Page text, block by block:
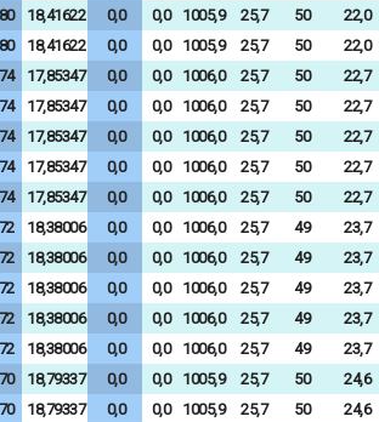
80 18,41622 0,0 0,0 1005,9 25,7 50
22,0
80 18,41622 0,0 0,0 1005,9 25,7 50
22,0
74 17,85347 0,0 0,0 1006,0 25,7 50
22,7
74 17,85347 0,0 0,0 1006,0 25,7 50
22,7
74 17,85347 0,0 0,0 1006,0 25,7 50
22,7
74 17,85347 0,0 0,0 1006,0 25,7 50
22,7
74 17,85347 0,0 0,0 1006,0 25,7 50
22,7
72 18,38006 0,0 0,0 1006,0 25,7 49
23,7
72 18,38006 0,0 0,0 1006,0 25,7 49
23,7
72 18,38006 0,0 0,0 1006,0 25,7 49
23,7
72 18,38006 0,0 0,0 1006,0 25,7 49
23,7
72 18,38006 0,0 0,0 1006,0 25,7 49
23,7
70 18,79337 0,0 0,0 1005,9 25,7 50
24,6
70 18,79337 0,0 0,0 1005,9 25,7 50
24,6